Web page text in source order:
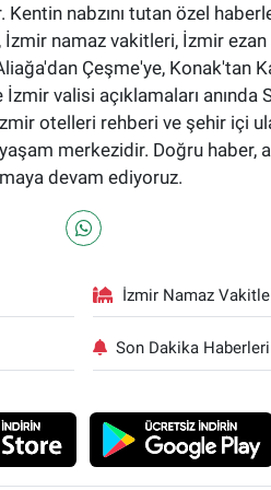
Kentin nabzını tutan özel
namaz vakitleri, İzmir
Çeşme'ye, Konak'tan
valisi açıklamaları anında
otelleri rehberi ve şehir içi
merkezidir. Doğru haber,
devam ediyoruz.
İzmir Namaz
Son Dakika Haberleri